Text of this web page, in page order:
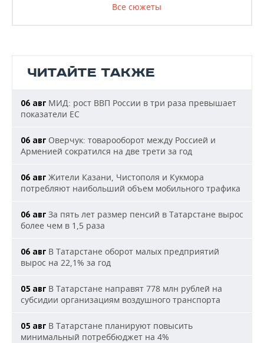
Все сюжеты
ЧИТАЙТЕ ТАКЖЕ
06 авг МИД: рост ВВП России в три раза превышает
показатели ЕС
06 авг Оверчук: товарооборот между Россией и
Арменией сократился на две трети за год
06 авг Жители Казани, Чистополя и Кукмора
потребляют наибольший объем мобильного трафика
06 авг За пять лет размер пенсий в Татарстане вырос
более чем в 1,5 раза
06 авг В Татарстане оборот малых предприятий
вырос на 22,1% за год
05 авг В Татарстане направят 778 млн рублей на
субсидии организациям воздушного транспорта
05 авг В Татарстане планируют повысить
минимальный потреббюджет на 4%